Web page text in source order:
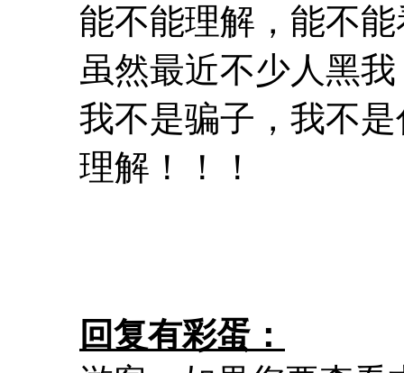
能不能理解，能不
虽然最近不少人黑
我不是骗子，我不
理解！！！
回复有彩蛋：